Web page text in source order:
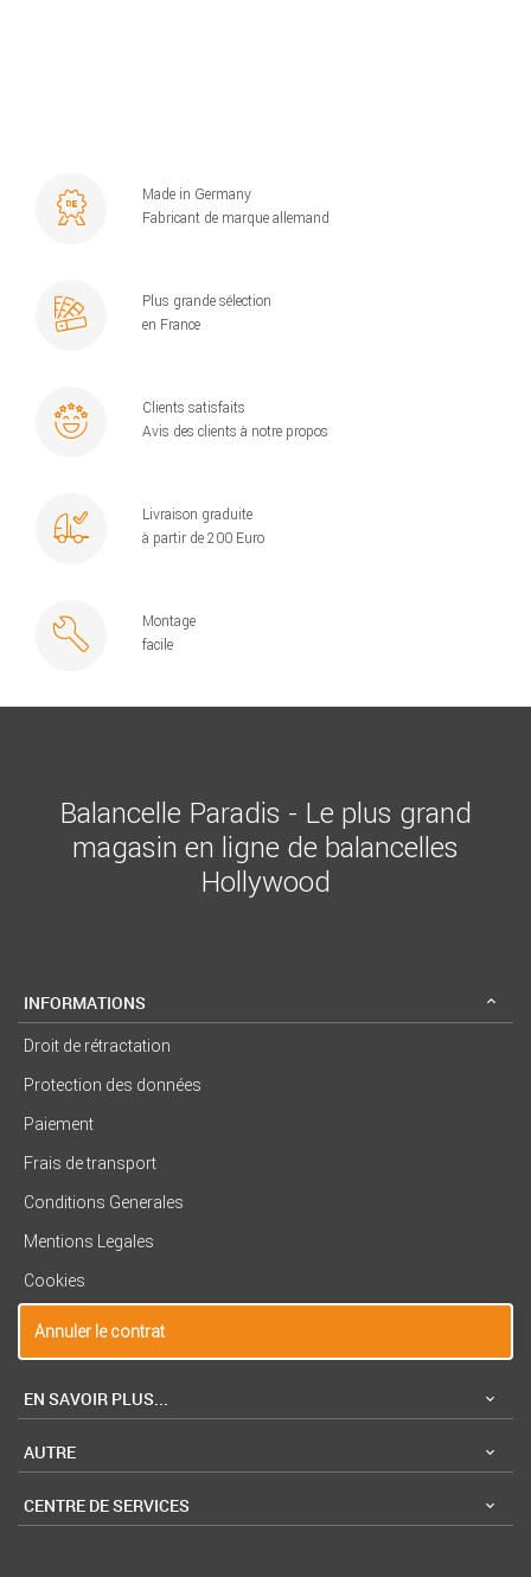
Made in Germany
Fabricant de marque allemand
Plus grande sélection
en France
Clients satisfaits
Avis des clients à notre propos
Livraison graduite
à partir de 200 Euro
Montage
facile
Balancelle Paradis - Le plus grand
magasin en ligne de balancelles
Hollywood
INFORMATIONS
Droit de rétractation
Protection des données
Paiement
Frais de transport
Conditions Generales
Mentions Legales
Cookies
Annuler le contrat
EN SAVOIR PLUS...
AUTRE
CENTRE DE SERVICES